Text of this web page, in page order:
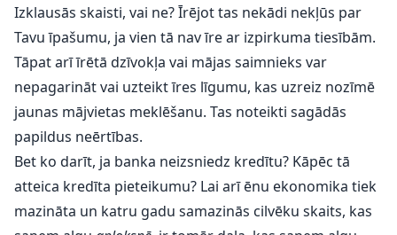
Izklausās skaisti, vai ne? Īrējot tas nekādi nekļūs par
Tavu īpašumu, ja vien tā nav īre ar izpirkuma tiesībām.
Tāpat arī īrētā dzīvokļa vai mājas saimnieks var
nepagarināt vai uzteikt īres līgumu, kas uzreiz nozīmē
jaunas mājvietas meklēšanu. Tas noteikti sagādās
papildus neērtības.
Bet ko darīt, ja banka neizsniedz kredītu? Kāpēc tā
atteica kredīta pieteikumu? Lai arī ēnu ekonomika tiek
mazināta un katru gadu samazinās cilvēku skaits, kas